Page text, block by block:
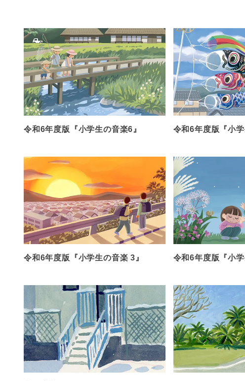
令和6年度版『小学生の音楽6』 令和6年度版『小学
令和6年度版『小学生の音楽 3』 令和6年度版『小学